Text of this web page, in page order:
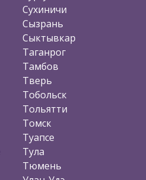
Сухиничи
Сызрань
Сыктывкар
Таганрог
Тамбов
Тверь
Тобольск
Тольятти
Томск
Туапсе
Тула
Тюмень